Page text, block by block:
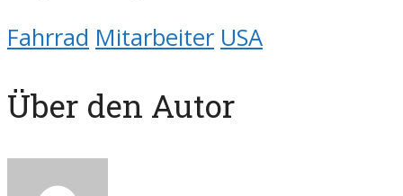
Fahrrad Mitarbeiter USA
Über den Autor